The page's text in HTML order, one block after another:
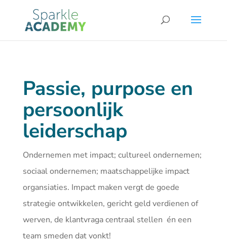
Passie, purpose en
persoonlijk
leiderschap
Ondernemen met impact; cultureel ondernemen;
sociaal ondernemen; maatschappelijke impact
organsiaties. Impact maken vergt de goede
strategie ontwikkelen, gericht geld verdienen of
werven, de klantvraga centraal stellen én een
team smeden dat vonkt!